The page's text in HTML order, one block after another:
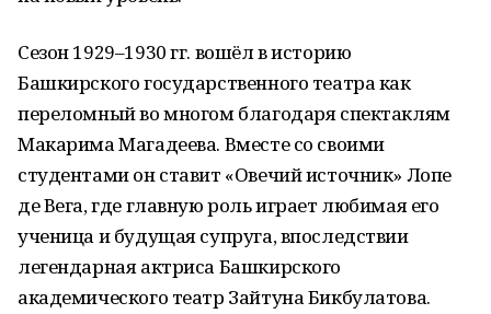
Сезон 1929–1930 гг. вошёл в историю
Башкирского государственного театра как
переломный во многом благодаря спектаклям
Макарима Магадеева. Вместе со своими
студентами он ставит «Овечий источник» Лопе
де Вега, где главную роль играет любимая его
ученица и будущая супруга, впоследствии
легендарная актриса Башкирского
академического театр Зайтуна Бикбулатова.